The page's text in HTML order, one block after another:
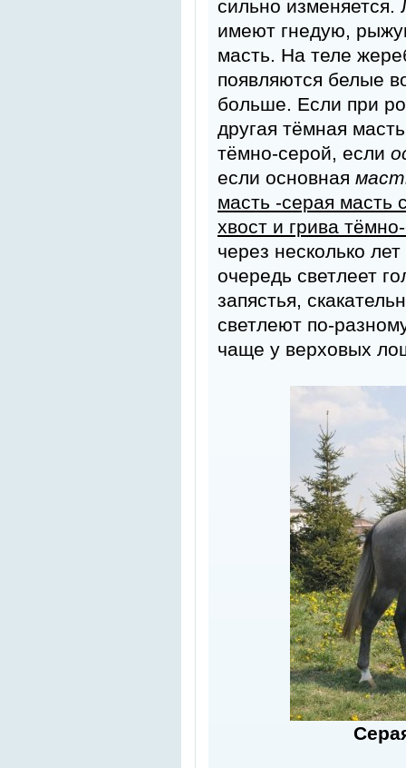
сильно
имеют гнедую,
масть. На теле
появляются белые
больше. Если при
другая тёмная
тёмно-серой, если
если основная
масть -серая масть
хвост и грива
через несколько
очередь светлеет
запястья,
светлеют по-
чаще у верховых